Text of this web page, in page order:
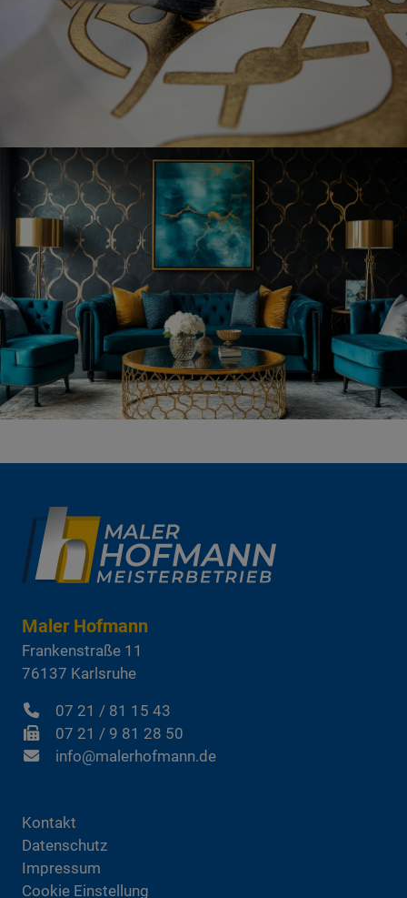
Maler Hofmann
Frankenstraße 11
76137 Karlsruhe
07 21 / 81 15 43
07 21 / 9 81 28 50
info@malerhofmann.de
Kontakt
Datenschutz
Impressum
Cookie Einstellung